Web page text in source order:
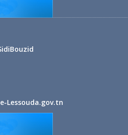
Lessouda.gov.tn